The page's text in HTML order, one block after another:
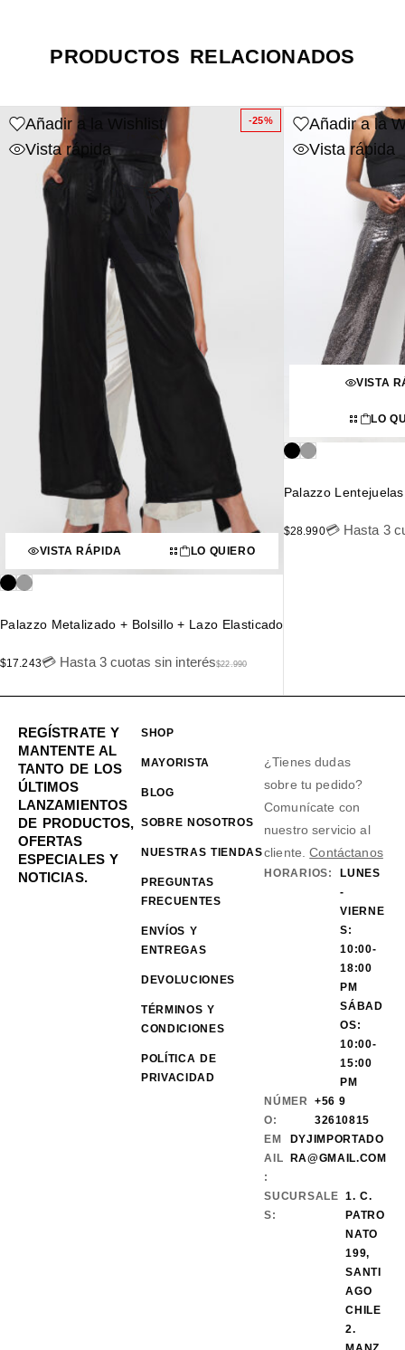
PRODUCTOS RELACIONADOS
-25%
Añadir a la Wishlist
Vista rápida
VISTA RÁPIDA LO QUIERO
Palazzo Metalizado + Bolsillo + Lazo Elasticado
$22.990
$17.243💳 Hasta 3 cuotas sin interés
Añadir a la
Vista rápida
VISTA
LO
Palazzo
$28.990💳 Hasta 3
REGÍSTRATE Y
MANTENTE AL
TANTO DE LOS
ÚLTIMOS
LANZAMIENTOS
DE PRODUCTOS,
OFERTAS
ESPECIALES Y
NOTICIAS.
SHOP
MAYORISTA
BLOG
SOBRE NOSOTROS
NUESTRAS TIENDAS
PREGUNTAS
FRECUENTES
ENVÍOS Y
ENTREGAS
DEVOLUCIONES
TÉRMINOS Y
CONDICIONES
POLÍTICA DE
PRIVACIDAD
¿Tienes dudas
sobre tu pedido?
Comunícate con
nuestro servicio al
cliente.Contáctanos
HORARIOS:
LUNES
-
VIERNE
S:
10:00-
18:00
PM
SÁBAD
OS:
10:00-
15:00
PM
NÚMER
O:
+56 9
32610815
EM
AIL
:
DYJIMPORTADO
RA@GMAIL.COM
SUCURSALE
S:
1. C.
PATRO
NATO
199,
SANTI
AGO
CHILE
2.